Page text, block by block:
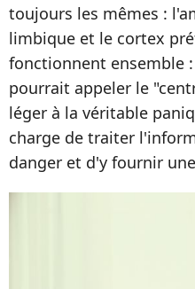
toujours les mêmes :
limbique et le cortex
fonctionnent ensemble
pourrait appeler le
léger à la véritable
charge de traiter
danger et d'y fournir